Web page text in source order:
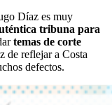
Díaz es muy
tribuna para
temas de corte
de reflejar a Costa
defectos.